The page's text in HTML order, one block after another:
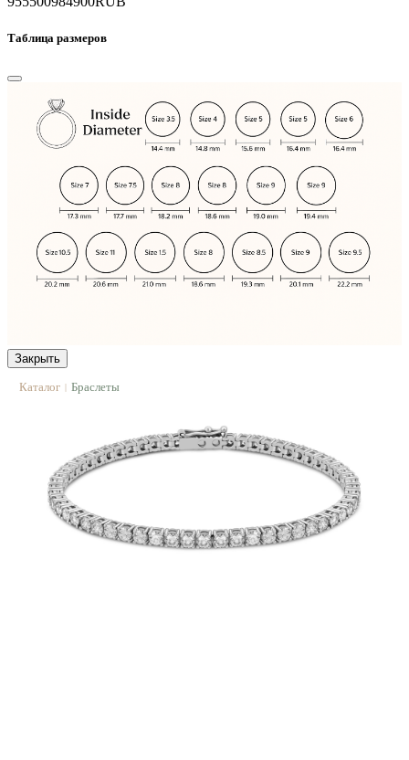
Таблица размеров
Закрыть
Каталог | Браслеты